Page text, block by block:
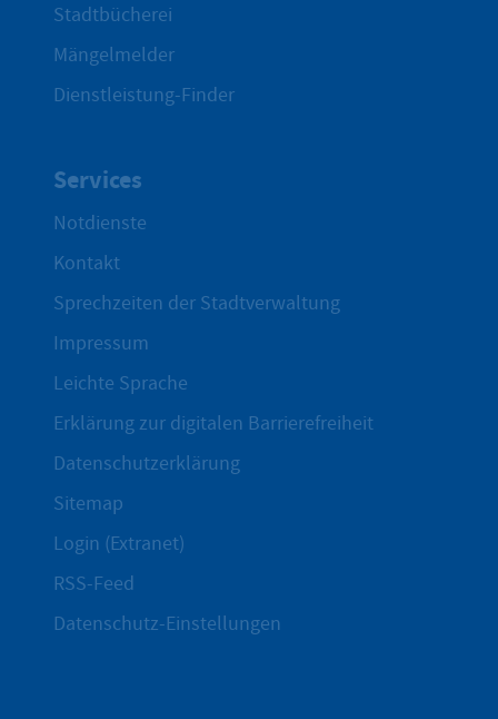
Stadtbücherei
Mängelmelder
Dienstleistung-Finder
Services
Notdienste
Kontakt
Sprechzeiten der Stadtverwaltung
Impressum
Leichte Sprache
Erklärung zur digitalen Barrierefreiheit
Datenschutzerklärung
Sitemap
Login (Extranet)
RSS-Feed
Datenschutz-Einstellungen